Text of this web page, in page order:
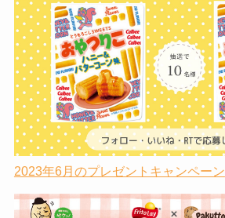
2023年6月のプレゼントキャンペーン